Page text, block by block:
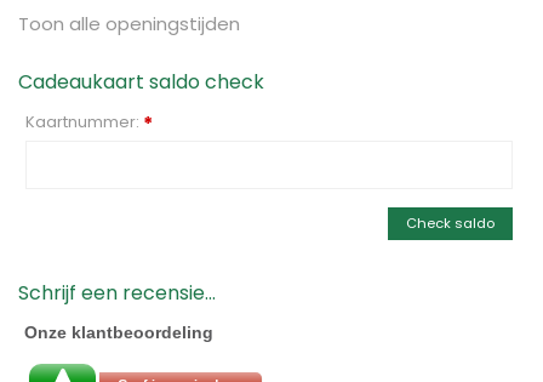
Toon alle openingstijden
Cadeaukaart saldo check
Kaartnummer: *
Check saldo
Schrijf een recensie...